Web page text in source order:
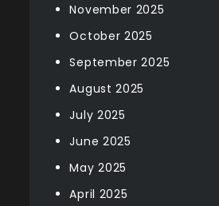
November 2025
October 2025
September 2025
August 2025
July 2025
June 2025
May 2025
April 2025